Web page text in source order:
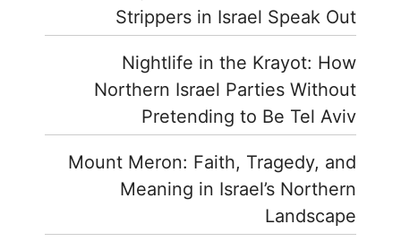
Strippers in Israel Speak Out
Nightlife in the Krayot: How
Northern Israel Parties Without
Pretending to Be Tel Aviv
Mount Meron: Faith, Tragedy, and
Meaning in Israel’s Northern
Landscape